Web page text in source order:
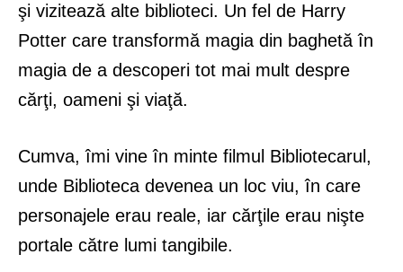
şi vizitează alte biblioteci. Un fel de Harry
Potter care transformă magia din baghetă în
magia de a descoperi tot mai mult despre
cărţi, oameni şi viaţă.
Cumva, îmi vine în minte filmul Bibliotecarul,
unde Biblioteca devenea un loc viu, în care
personajele erau reale, iar cărţile erau nişte
portale către lumi tangibile.